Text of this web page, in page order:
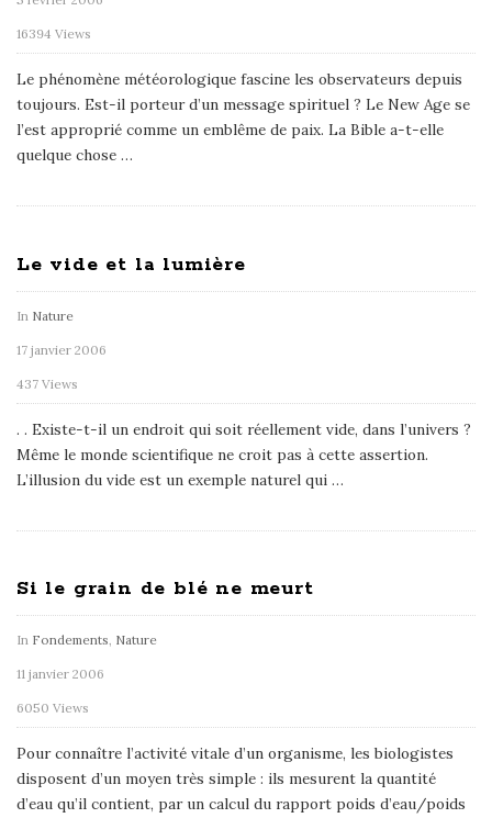
16394 Views
Le phénomène météorologique fascine les observateurs depuis
toujours. Est-il porteur d’un message spirituel ? Le New Age se
l’est approprié comme un emblême de paix. La Bible a-t-elle
quelque chose …
Le vide et la lumière
In Nature
17 janvier 2006
437 Views
. . Existe-t-il un endroit qui soit réellement vide, dans l’univers ?
Même le monde scientifique ne croit pas à cette assertion.
L’illusion du vide est un exemple naturel qui …
Si le grain de blé ne meurt
In Fondements, Nature
11 janvier 2006
6050 Views
Pour connaître l’activité vitale d’un organisme, les biologistes
disposent d’un moyen très simple : ils mesurent la quantité
d’eau qu’il contient, par un calcul du rapport poids d’eau/poids